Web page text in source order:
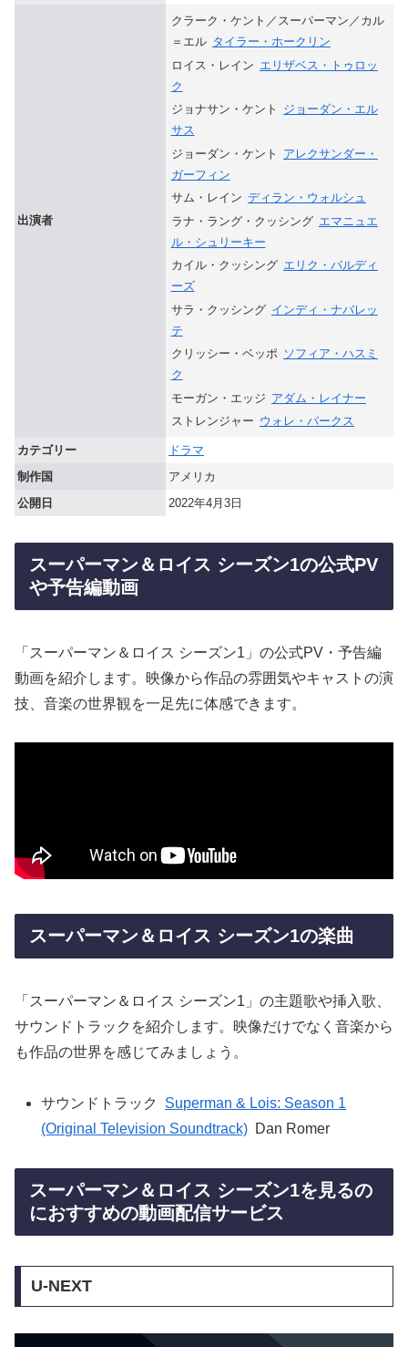
出演者
クラーク・ケント／スーパーマン／カル
＝エル タイラー・ホークリン
ロイス・レイン エリザベス・トゥロッ
ク
ジョナサン・ケント
ジョーダン・エル
サス
ジョーダン・ケント
アレクサンダー・
ガーフィン
サム・レイン ディラン・ウォルシュ
ラナ・ラング・クッシング エマニュエ
ル・シュリーキー
カイル・クッシング エリク・バルディ
ーズ
サラ・クッシング インディ・ナバレッ
テ
クリッシー・ベッポ ソフィア・ハスミ
ク
モーガン・エッジ アダム・レイナー
ストレンジャー ウォレ・パークス
カテゴリー
ドラマ
制作国
アメリカ
公開日
2022年4月3日
スーパーマン＆ロイス シーズン1の公式PV
や予告編動画
「スーパーマン＆ロイス シーズン1」の公式PV・予告編
動画を紹介します。映像から作品の雰囲気やキャストの演
技、音楽の世界観を一足先に体感できます。
スーパーマン＆ロイス シーズン1の楽曲
「スーパーマン＆ロイス シーズン1」の主題歌や挿入歌、
サウンドトラックを紹介します。映像だけでなく音楽から
も作品の世界を感じてみましょう。
サウンドトラック
Superman & Lois: Season 1
(Original Television Soundtrack) Dan Romer
スーパーマン＆ロイス シーズン1を見るの
におすすめの動画配信サービス
U-NEXT